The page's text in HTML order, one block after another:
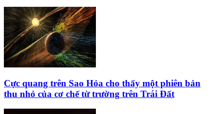
Cực quang trên Sao Hỏa cho thấy một phiên bản
thu nhỏ của cơ chế từ trường trên Trái Đất